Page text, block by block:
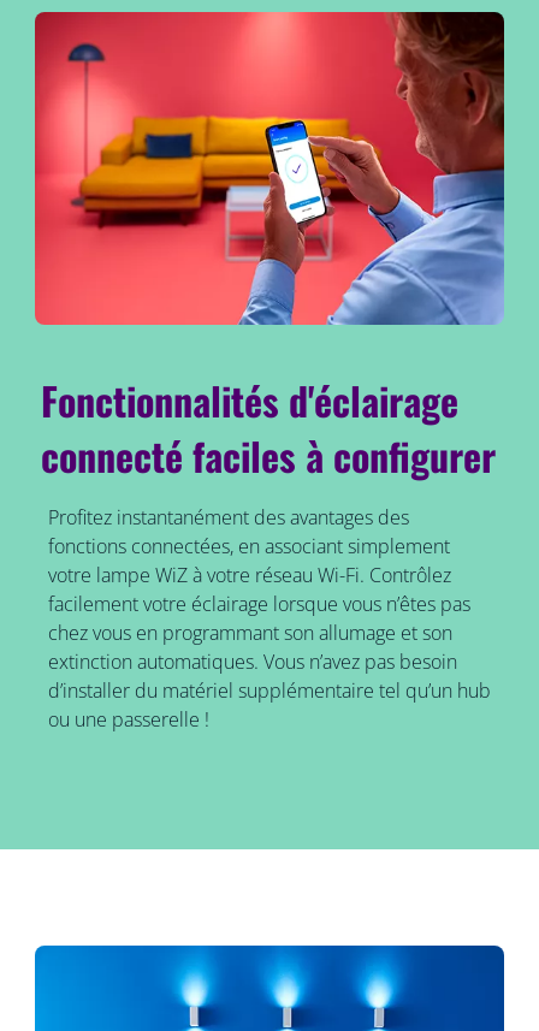
Fonctionnalités d'éclairage
connecté faciles à configurer
Profitez instantanément des avantages des
fonctions connectées, en associant simplement
votre lampe WiZ à votre réseau Wi-Fi. Contrôlez
facilement votre éclairage lorsque vous n’êtes pas
chez vous en programmant son allumage et son
extinction automatiques. Vous n’avez pas besoin
d’installer du matériel supplémentaire tel qu’un hub
ou une passerelle !